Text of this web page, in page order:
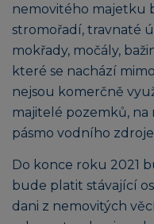
nemovitého majetku
stromořadí, travnaté
mokřady, močály,
které se nachází
nejsou komerčně
majitelé pozemků, na
pásmo vodního
Do konce roku 2021
bude platit stávající
dani z nemovitých